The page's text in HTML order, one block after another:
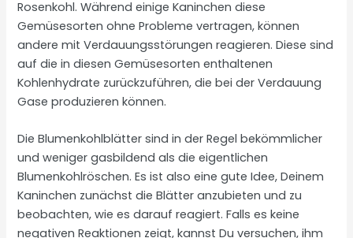
Rosenkohl. Während einige Kaninchen diese
Gemüsesorten ohne Probleme vertragen, können
andere mit Verdauungsstörungen reagieren. Diese sind
auf die in diesen Gemüsesorten enthaltenen
Kohlenhydrate zurückzuführen, die bei der Verdauung
Gase produzieren können.
Die Blumenkohlblätter sind in der Regel bekömmlicher
und weniger gasbildend als die eigentlichen
Blumenkohlröschen. Es ist also eine gute Idee, Deinem
Kaninchen zunächst die Blätter anzubieten und zu
beobachten, wie es darauf reagiert. Falls es keine
negativen Reaktionen zeigt, kannst Du versuchen, ihm